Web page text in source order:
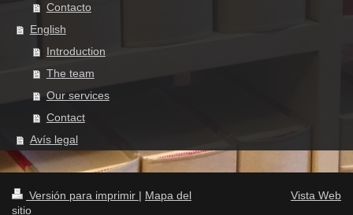
Contacto
English
Introduction
The team
Our services
Contact
Avís legal
Versión para imprimir | Mapa del
sitio
Vista Web